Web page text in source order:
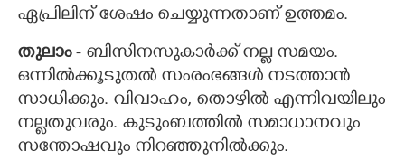
ഏപ്രിലിന് ശേഷം ചെയ്യുന്നതാണ് ഉത്തമം.
തുലാം- ബിസിനസുകാർക്ക് നല്ല സമയം.
ഒന്നിൽക്കൂടുതൽ സംരംഭങ്ങൾ നടത്താൻ
സാധിക്കും. വിവാഹം, തൊഴിൽ എന്നിവയിലും
നല്ലതുവരും. കുടുംബത്തിൽ സമാധാനവും
സന്തോഷവും നിറ‌ഞ്ഞുനിൽക്കും.